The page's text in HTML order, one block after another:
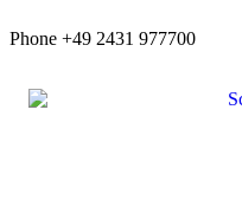
Phone +49 2431 977700